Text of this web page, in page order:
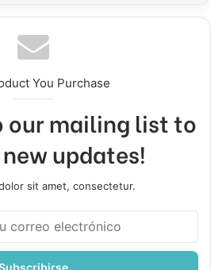
You Purchase
our mailing list to
updates!
sit amet, consectetur.